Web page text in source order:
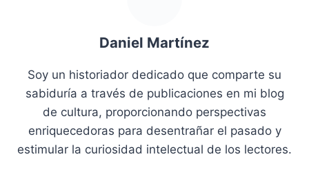
Daniel Martínez
Soy un historiador dedicado que comparte su
sabiduría a través de publicaciones en mi blog
de cultura, proporcionando perspectivas
enriquecedoras para desentrañar el pasado y
estimular la curiosidad intelectual de los lectores.